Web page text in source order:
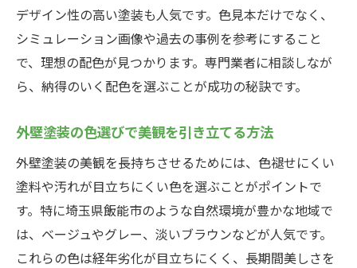
デザイン性の高い塗装も人気です。色見本だけでなく、
シミュレーション画像や過去の事例を参考にすること
で、理想の配色が見つかります。専門業者に相談しなが
ら、納得のいく配色を選ぶことが成功の秘訣です。
外壁塗装の色選びで美観を引き立てる方法
外壁塗装の美観を長持ちさせるためには、色褪せにくい
塗料や汚れが目立ちにくい色を選ぶことがポイントで
す。特に埼玉県飯能市のような自然環境が豊かな地域で
は、ベージュやグレー、淡いブラウンなどが人気です。
これらの色は経年劣化が目立ちにくく、長期間美しさを